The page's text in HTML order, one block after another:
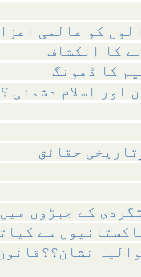
کو عالمی
کا انکشاف
کا ڈھونگ
اور اسلام دشمنی ؟
حقائق
کے جبڑوں
سے